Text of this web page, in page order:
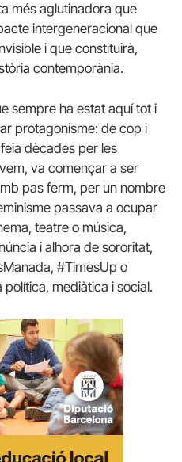
més aglutinadora que
intergeneracional que
i que constituirà,
contemporània.
sempre ha estat aquí tot i
protagonisme: de cop i
dècades per les
va començar a ser
pas ferm, per un nombre
passava a ocupar
teatre o música,
i alhora de sororitat,
#TimesUp o
política, mediàtica i social.